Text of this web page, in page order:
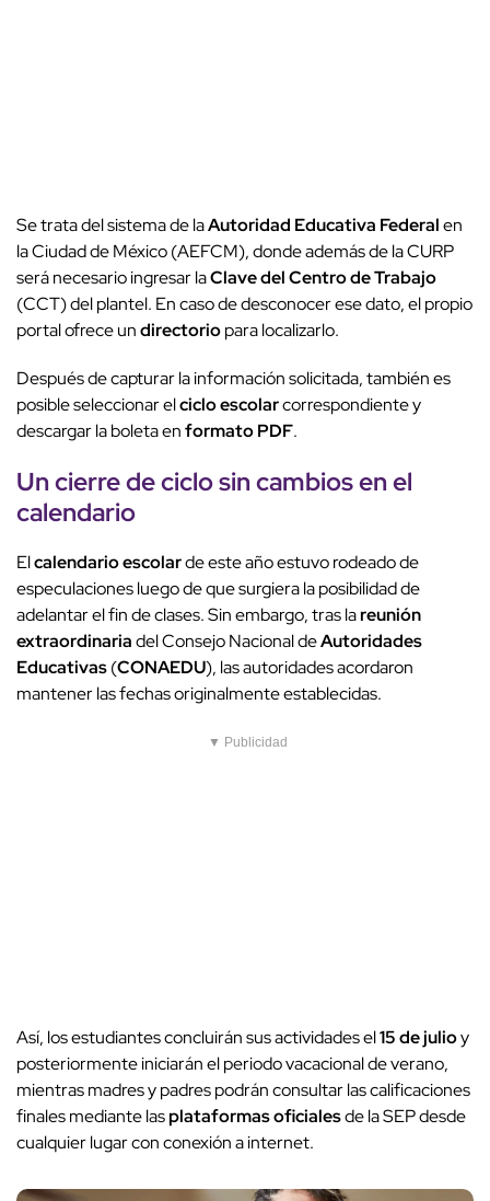
Se trata del sistema de laAutoridad Educativa Federalen
la Ciudad de México (AEFCM), donde además de la CURP
será necesario ingresar laClave del Centro de Trabajo
(CCT) del plantel. En caso de desconocer ese dato, el propio
portal ofrece undirectoriopara localizarlo.
Después de capturar la información solicitada, también es
posible seleccionar elciclo escolarcorrespondiente y
descargar la boleta enformato PDF.
Un cierre de ciclosin cambiosen el
calendario
Elcalendario escolarde este año estuvo rodeado de
especulaciones luego de que surgiera la posibilidad de
adelantar el fin de clases. Sin embargo, tras lareunión
extraordinariadel Consejo Nacional deAutoridades
Educativas(CONAEDU), las autoridades acordaron
mantener las fechas originalmente establecidas.
▼ Publicidad
Así, los estudiantes concluirán sus actividades el15 de julioy
posteriormente iniciarán el periodo vacacional de verano,
mientras madres y padres podrán consultar las calificaciones
finales mediante lasplataformas oficialesde la SEP desde
cualquier lugar con conexión a internet.